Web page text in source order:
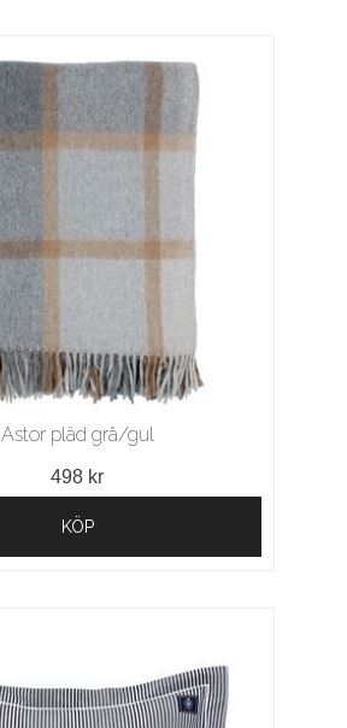
Astor pläd grå/gul
498 kr
KÖP